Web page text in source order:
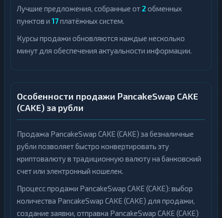
Лучшие предложения, собранные от 2 обменных
пунктов и 17платёжных систем.
Курсы продажи обновляются каждые несколько
минут для обеспечения актуальности информации.
Особенности продажи PancakeSwap CAKE
(CAKE) за рубли
Продажа PancakeSwap CAKE (CAKE) за безналичные
рубли позволяет быстро конвертировать эту
криптовалюту в традиционную валюту на банковский
счет или электронный кошелек.
Процесс продажи PancakeSwap CAKE (CAKE): выбор
количества PancakeSwap CAKE (CAKE) для продажи,
создание заявки, отправка PancakeSwap CAKE (CAKE)